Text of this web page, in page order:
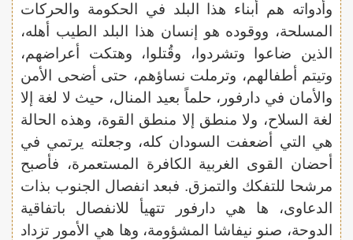
وأدواته هم أبناء هذا البلد في الحكومة والحركات
المسلحة، ووقوده هو إنسان هذا البلد الطيب أهله،
الذين ضاعوا وتشردوا، وقُتلوا، وهتكت أعراضهم،
وتيتم أطفالهم، وترملت نساؤهم، حتى أضحى الأمن
والأمان في دارفور، حلماً بعيد المنال، حيث لا لغة إلا
لغة السلاح، ولا منطق إلا منطق القوة، وهذه الحالة
هي التي أضعفت السودان كله، وجعلته يرتمي في
أحضان القوى الغربية الكافرة المستعمرة، فأصبح
مرشحا للتفكك والتمزق. فبعد انفصال الجنوب بذات
الدعاوى، ها هي دارفور تتهيأ للانفصال باتفاقية
الدوحة، صنو نيفاشا المشؤومة، وها هي الأمور تزداد